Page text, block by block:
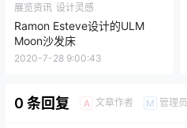
展览资讯 设计灵感
Ramon Esteve设计的ULM
Moon沙发床
2020-7-28 9:00:43
0 条回复 A 文章作者 M 管理员